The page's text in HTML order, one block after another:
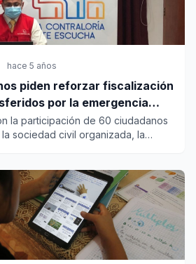
hace 5 años
piden reforzar fiscalización
por la emergencia
la participación de 60 ciudadanos
sociedad civil organizada, la